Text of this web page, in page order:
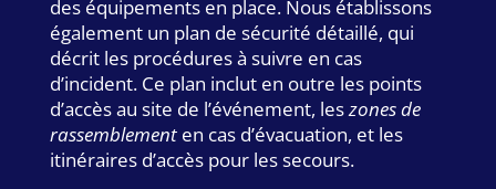
des équipements en place. Nous établissons
également un plan de sécurité détaillé, qui
décrit les procédures à suivre en cas
d’incident. Ce plan inclut en outre les points
d’accès au site de l’événement, leszones de
rassemblementen cas d’évacuation, et les
itinéraires d’accès pour les secours.